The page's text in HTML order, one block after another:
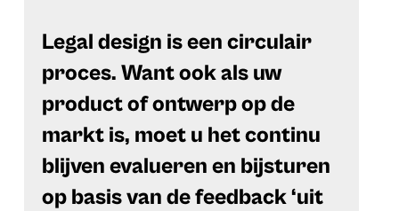
Legal design is een circulair
proces. Want ook als uw
product of ontwerp op de
markt is, moet u het continu
blijven evalueren en bijsturen
op basis van de feedback ‘uit